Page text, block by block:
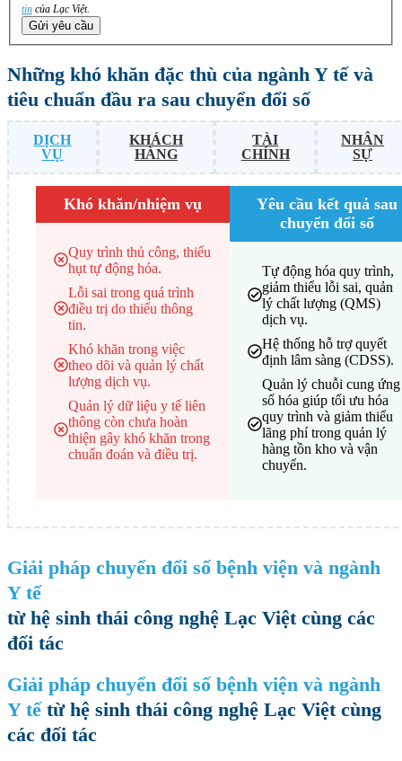
tin của Lạc Việt.
Gửi yêu cầu
Những khó khăn đặc thù của ngành Y tế và
tiêu chuẩn đầu ra sau chuyển đổi số
DỊCH
VỤ
KHÁCH
HÀNG
TÀI
CHÍNH
NHÂN
SỰ
Khó khăn/nhiệm vụ
Quy trình thủ công, thiếu
hụt tự động hóa.
Lỗi sai trong quá trình
điều trị do thiếu thông
tin.
Khó khăn trong việc
theo dõi và quản lý chất
lượng dịch vụ.
Quản lý dữ liệu y tế liên
thông còn chưa hoàn
thiện gây khó khăn trong
chuẩn đoán và điều trị.
Yêu cầu kết quả sau
chuyển đổi số
Tự động hóa quy trình,
giảm thiểu lỗi sai, quản
lý chất lượng (QMS)
dịch vụ.
Hệ thống hỗ trợ quyết
định lâm sàng (CDSS).
Quản lý chuỗi cung ứng
số hóa giúp tối ưu hóa
quy trình và giảm thiểu
lãng phí trong quản lý
hàng tồn kho và vận
chuyển.
Giải pháp chuyển đổi số bệnh viện và ngành
Y tế
từ hệ sinh thái công nghệ Lạc Việt​ cùng các
đối tác
Giải pháp chuyển đổi số bệnh viện và ngành
Y tếtừ hệ sinh thái công nghệ Lạc Việt​ cùng
các đối tác